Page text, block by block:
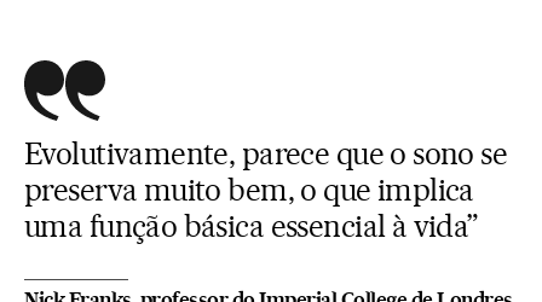
Evolutivamente, parece que o sono se
preserva muito bem, o que implica
uma função básica essencial à vida”